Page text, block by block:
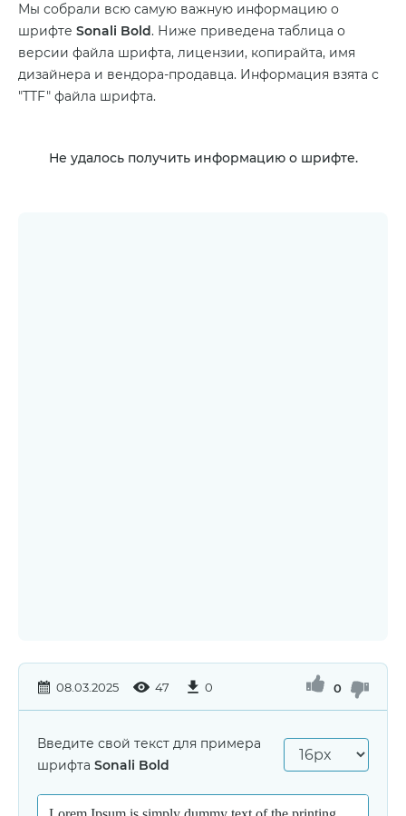
Мы собрали всю самую важную информацию о
шрифте Sonali Bold. Ниже приведена таблица о
версии файла шрифта, лицензии, копирайта, имя
дизайнера и вендора-продавца. Информация взята с
"TTF" файла шрифта.
Не удалось получить информацию о шрифте.
08.03.2025 47 0 0
Введите свой текст для примера
шрифта Sonali Bold